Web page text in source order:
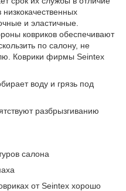
и эластичные.
ковриков обеспечивают
по салону, не
Коврики фирмы Seintex
воду и грязь под
разбрызгиванию
салона
от Seintex хорошо